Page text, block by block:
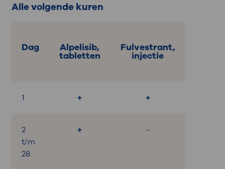
Alle volgende kuren
Dag Alpelisib,
tabletten
Fulvestrant,
injectie
1 + +
2
t/m
28
+ -